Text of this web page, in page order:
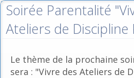
Soirée Parentalité
Ateliers de Discipline
Le thème de la prochaine
sera : "Vivre des Ateliers de